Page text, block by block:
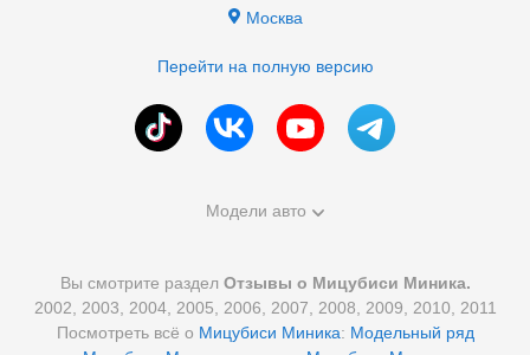
Москва
Перейти на полную версию
Модели авто
Вы смотрите раздел Отзывы о Мицубиси Миника.
2002, 2003, 2004, 2005, 2006, 2007, 2008, 2009, 2010, 2011
Посмотреть всё о Мицубиси Миника: Модельный ряд